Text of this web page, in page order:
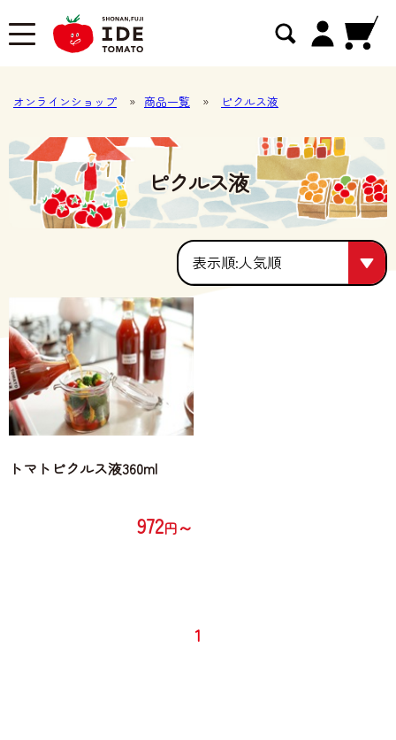
オンラインショップ » 商品一覧 » ピクルス液
ピクルス液
人気順
人気順
価格が安い
価格が高い
トマトピクルス液360ml
972円～
1